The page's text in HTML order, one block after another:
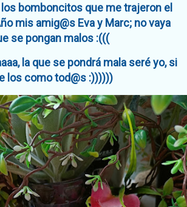
bomboncitos que me trajeron el
mis amig@s Eva y Marc; no vaya
se pongan malos :(((
la que se pondrá mala seré yo, si
los como tod@s :))))))